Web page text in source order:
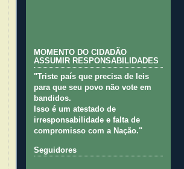
MOMENTO DO CIDADÃO
ASSUMIR RESPONSABILIDADES
"Triste país que precisa de leis
para que seu povo não vote em
bandidos.
Isso é um atestado de
irresponsabilidade e falta de
compromisso com a Nação."
Seguidores